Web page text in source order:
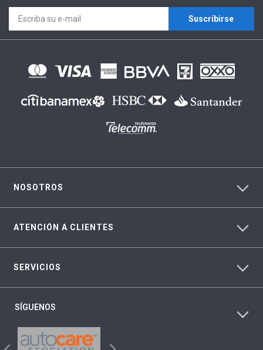
Suscríbirse
NOSOTROS
ATENCIÓN A CLIENTES
SERVICIOS
SÍGUENOS